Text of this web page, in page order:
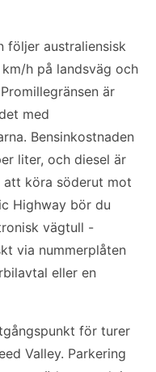
följer australiensisk
h på landsväg och
är
med
Bensinkostnaden
liter, och diesel är
att köra söderut mot
Highway bör du
vägtull -
via nummerplåten
eller en
för turer
Valley. Parkering